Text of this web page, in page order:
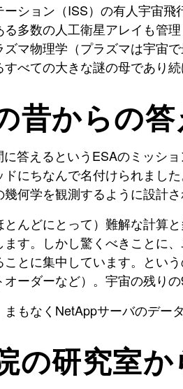
ーション（ISS）の有人宇宙
る多数の人工衛星アレイも管
マ物理学（プラズマは宇宙
べての大きな謎の母であり
昔からの答
答えるというESAのミッシ
にちなんで名付けられました
何学を観測するように設計さ
とんどにとって）難解な計算
す。しかし驚くべきことに、
ことに集中しています。とい
ーダーなど）。宇宙の残り
もなくNetAppサーバのデー
の研究室